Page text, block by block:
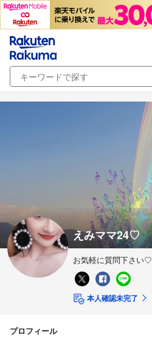
えみママ24♡
お気軽に質問下さい♡
本人確認未完了
プロフィール